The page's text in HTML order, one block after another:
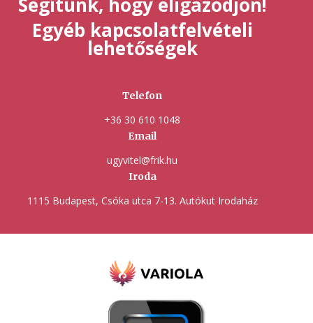
Egyéb kapcsolatfelvételi
lehetőségek
Telefon
+36 30 610 1048
Email
ugyvitel@frik.hu
Iroda
1115 Budapest, Csóka utca 7-13. Autókut Irodaház